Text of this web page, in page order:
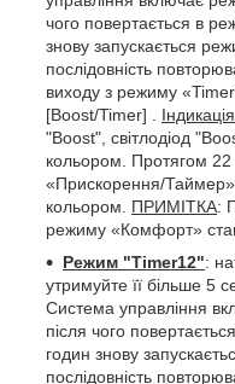
чого повертається в
знову запускається
послідовність
виходу з режиму
[Boost/Timer] .
"Boost", світлодіод
кольором. Протягом 22
«Прискорення/Таймер»
кольором. ПРИМІТКА:
режиму «Комфорт»
Режим "Timer12":
утримуйте її більше 5
Система управління
після чого
годин знову
послідовність